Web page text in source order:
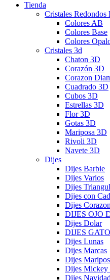
Tienda
Cristales Redondos
Colores AB
Colores Base
Colores
Cristales 3d
Chaton 3D
Corazón 3D
Corazon
Cuadrado 3D
Cubos 3D
Estrellas 3D
Flor 3D
Gotas 3D
Mariposa 3D
Rivoli 3D
Navete 3D
Dijes
Dijes Barbie
Dijes Varios
Dijes
Dijes con
Dijes
DIJES OJO
Dijes Dolar
DIJES
Dijes Lunas
Dijes Marcas
Dijes
Dijes Mickey
Dijes Navidad